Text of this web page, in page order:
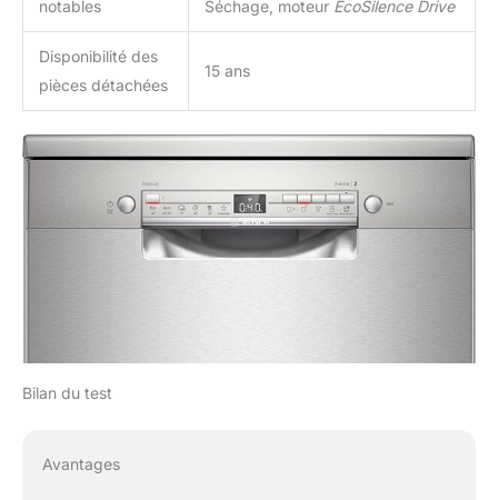
notables
Séchage, moteur EcoSilence Drive
Disponibilité des
pièces détachées
15 ans
Bilan du test
Avantages